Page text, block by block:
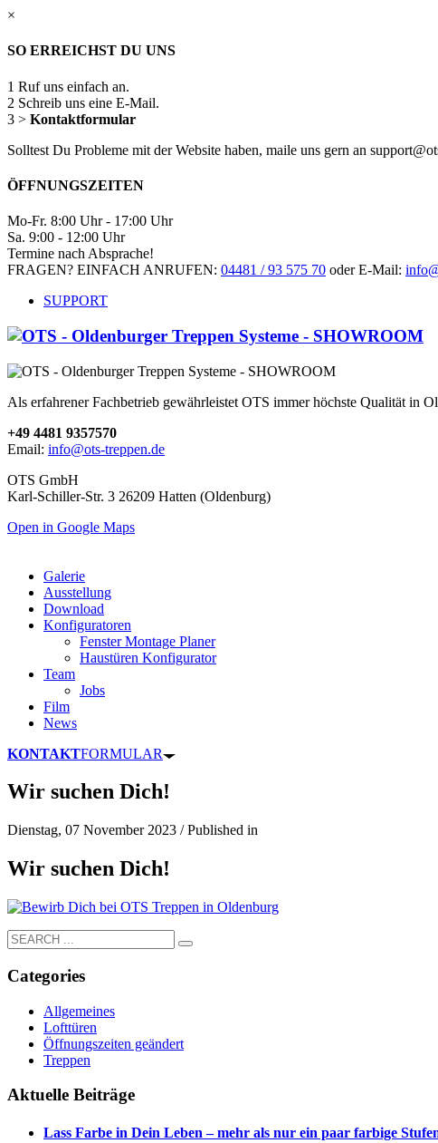
×
SO ERREICHST DU UNS
1 Ruf uns einfach an.
2 Schreib uns eine E-Mail.
3 > Kontaktformular
Solltest Du Probleme mit der Website haben, maile uns gern an
ÖFFNUNGSZEITEN
Mo-Fr. 8:00 Uhr - 17:00 Uhr
Sa. 9:00 - 12:00 Uhr
Termine nach Absprache!
FRAGEN? EINFACH ANRUFEN: 04481 / 93 575 70 oder E-Mail:
SUPPORT
Als erfahrener Fachbetrieb gewährleistet OTS immer höchste Qualität in
+49 4481 9357570
Email: info@ots-treppen.de
OTS GmbH
Karl-Schiller-Str. 3 26209 Hatten (Oldenburg)
Open in Google Maps
Galerie
Ausstellung
Download
Konfiguratoren
Fenster Montage Planer
Haustüren Konfigurator
Team
Jobs
Film
News
KONTAKTFORMULAR
Wir suchen Dich!
Dienstag, 07 November 2023 /Published in
Wir suchen Dich!
Categories
Allgemeines
Lofttüren
Öffnungszeiten geändert
Treppen
Aktuelle Beiträge
Lass Farbe in Dein Leben – mehr als nur ein paar farbige